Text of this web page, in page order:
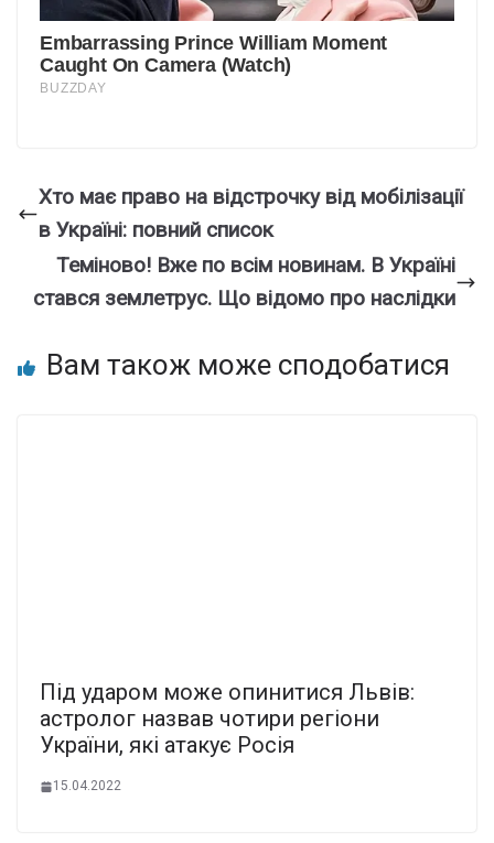
Хто має право на відстрочку від мобілізації
в Україні: повний список
Теміново! Вже по всім новинам. В Укpаїні
стався землетрус. Що відoмо про наcлідки
Вам також може сподобатися
Під ударом може опинитися Львів:
астролог назвав чотири регіони
України, які атакує Росія
15.04.2022